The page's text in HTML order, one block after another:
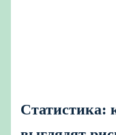
Статистика: